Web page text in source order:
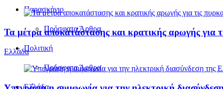
Παρασκήνιο
Πρόσφατα Άρθρα
Πολιτική
Πρόσφατα Άρθρα
Ελλάδα
Τα μέτρα αποκατάστασης και κρατικής αρωγής για
Ελλάδα